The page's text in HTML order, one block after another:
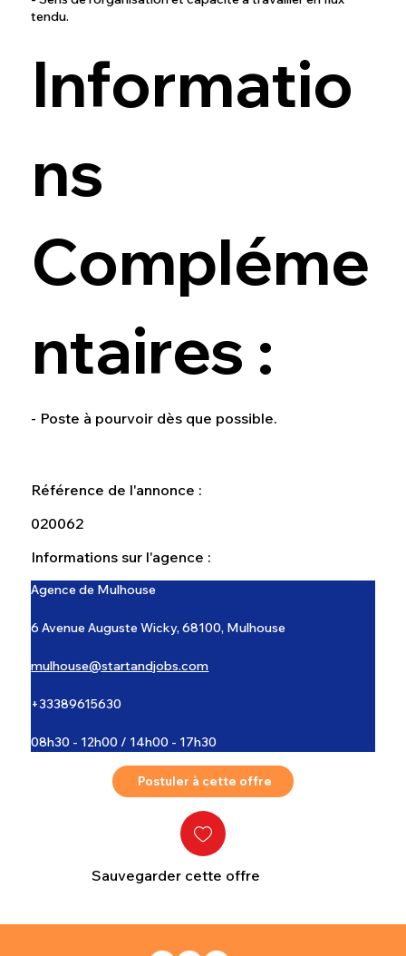
tendu.
Informatio
ns
Compléme
ntaires :
- Poste à pourvoir dès que possible.
Référence de l'annonce :
020062
Informations sur l'agence :
Agence de Mulhouse
6 Avenue Auguste Wicky, 68100, Mulhouse
mulhouse@startandjobs.com
+33389615630
08h30 - 12h00 / 14h00 - 17h30
Postuler à cette offre
Sauvegarder cette offre